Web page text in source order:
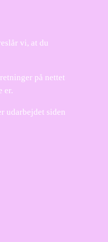
vi, at du
på nettet
er.
udarbejdet siden